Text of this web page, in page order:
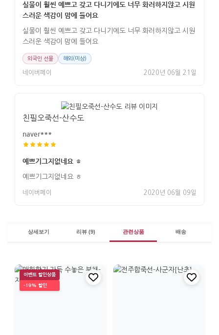
실물이 훨씬 예쁘고 갖고 다니기에도 너무 화러하지않고 시원
스러운 색감이 맘에 들어요
실물이 훨씬 예쁘고 갖고 다니기에도 너무 화러하지않고 시원
스러운 색감이 맘에 들어요
외국인 선물 해외(미상)
네이버페이 2020년 06월 21일
친필오죽선-산수도
naver***
예쁘기그지없네요 ㅎ
예쁘기그지없네요 ㅎ
네이버페이 2020년 06월 09일
상세보기 리뷰 (9) 관련상품 배송
이벤트 할인상품
-19% 할인